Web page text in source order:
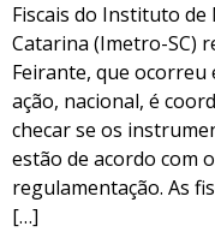
Fiscais do Instituto
Catarina (Imetro-SC)
Feirante, que ocorreu
ação, nacional, é
checar se os
estão de acordo com
regulamentação. As
[…]